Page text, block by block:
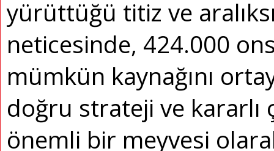
yürüttüğü titiz ve
neticesinde, 424.000
mümkün kaynağını
doğru strateji ve kararlı
önemli bir meyvesi